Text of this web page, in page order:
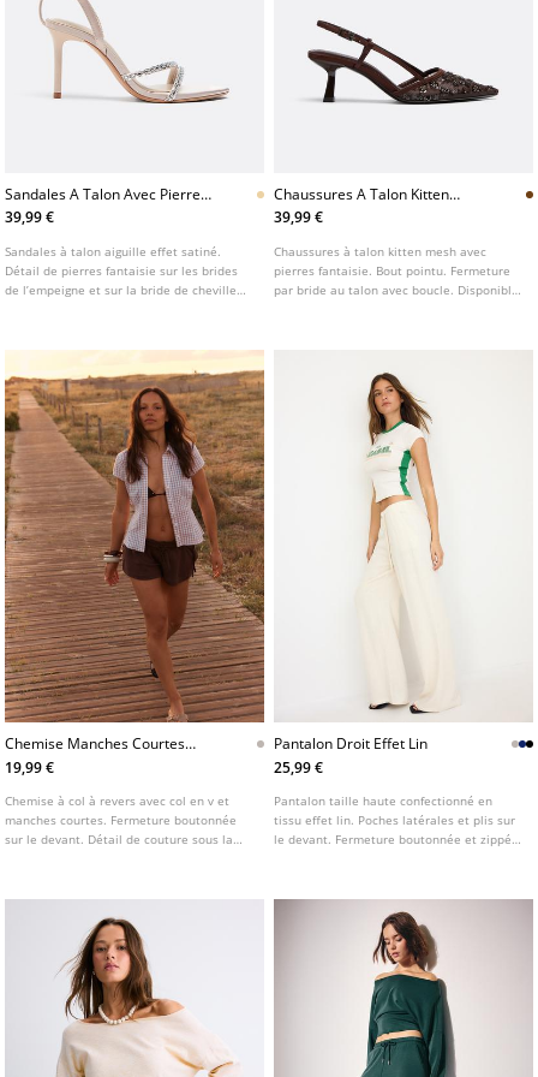
Sandales A Talon Avec Pierres
Fantaisie
39,99 €
Sandales à talon aiguille effet satiné.
Détail de pierres fantaisie sur les brides
de l’empeigne et sur la bride de cheville
cm
Chaussures A Talon Kitten
Mesh Pierres Fantaisie
39,99 €
Chaussures à talon kitten mesh avec
pierres fantaisie. Bout pointu. Fermeture
par bride au talon avec boucle. Disponible
Chemise Manches Courtes
Coupe Sous La Poitrine
19,99 €
Chemise à col à revers avec col en v et
manches courtes. Fermeture boutonnée
sur le devant. Détail de couture sous la
Pantalon Droit Effet Lin
25,99 €
Pantalon taille haute confectionné en
tissu effet lin. Poches latérales et plis sur
le devant. Fermeture boutonnée et zippée.